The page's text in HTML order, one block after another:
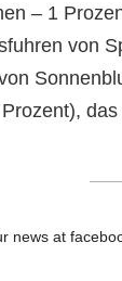
– 1
von
news at